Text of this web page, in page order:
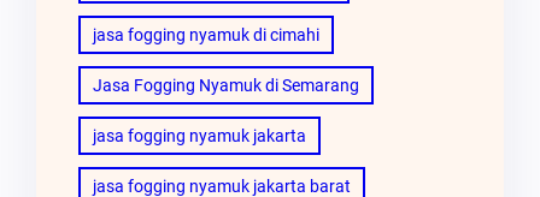
jasa fogging nyamuk di cimahi
Jasa Fogging Nyamuk di Semarang
jasa fogging nyamuk jakarta
jasa fogging nyamuk jakarta barat